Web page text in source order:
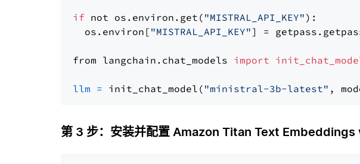
if not os.environ.get( "MISTRAL_API_KEY" ):
  os.environ[
"MISTRAL_API_KEY"] =
from langchain.chat_models import
llm = init_chat_model( "ministral-3b-latest" ,
第 3 步：安装并配置 Amazon Titan Text Embeddings